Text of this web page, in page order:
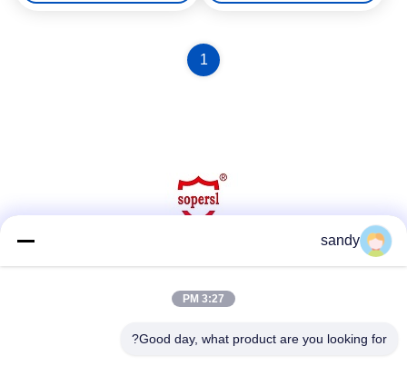
1
sandy
3:27 PM
Good day, what product are you looking for?